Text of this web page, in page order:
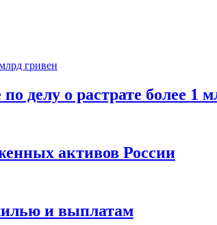
делу о растрате более 1
активов России
и выплатам